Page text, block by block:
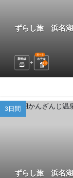
ずらし旅 浜名
新幹線 ホテル
選べる
2泊
3日間
ずらし旅 浜名